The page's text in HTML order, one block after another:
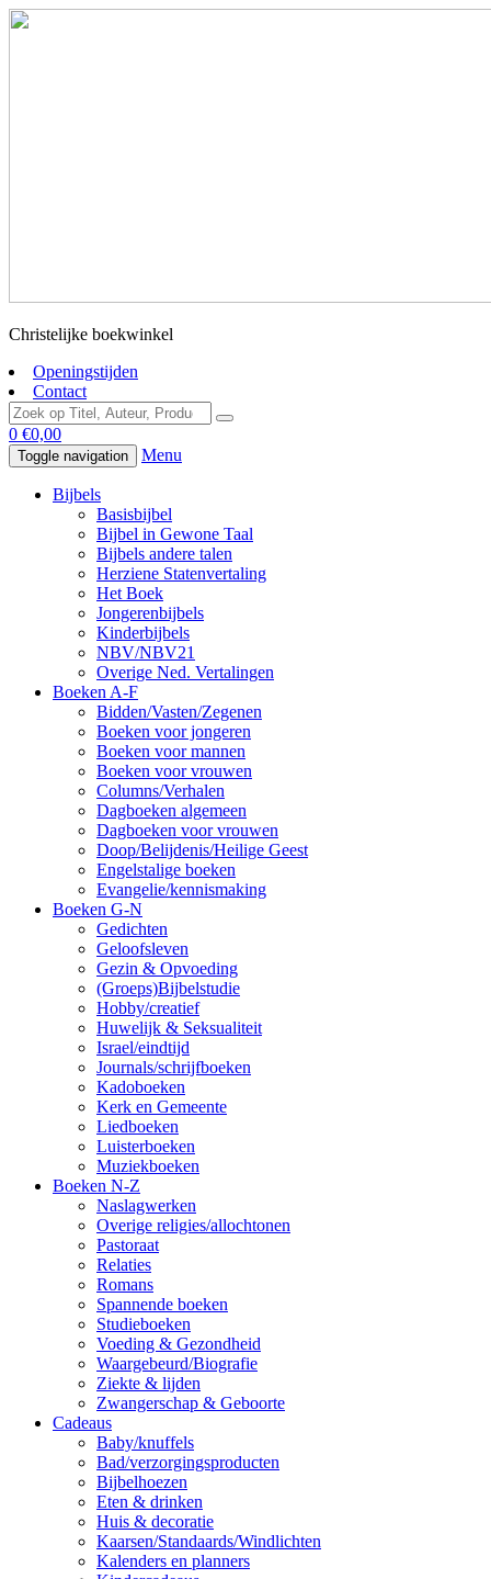
Christelijke boekwinkel
Openingstijden
Contact
0 €0,00
Toggle navigation Menu
Bijbels
Basisbijbel
Bijbel in Gewone Taal
Bijbels andere talen
Herziene Statenvertaling
Het Boek
Jongerenbijbels
Kinderbijbels
NBV/NBV21
Overige Ned. Vertalingen
Boeken A-F
Bidden/Vasten/Zegenen
Boeken voor jongeren
Boeken voor mannen
Boeken voor vrouwen
Columns/Verhalen
Dagboeken algemeen
Dagboeken voor vrouwen
Doop/Belijdenis/Heilige Geest
Engelstalige boeken
Evangelie/kennismaking
Boeken G-N
Gedichten
Geloofsleven
Gezin & Opvoeding
(Groeps)Bijbelstudie
Hobby/creatief
Huwelijk & Seksualiteit
Israel/eindtijd
Journals/schrijfboeken
Kadoboeken
Kerk en Gemeente
Liedboeken
Luisterboeken
Muziekboeken
Boeken N-Z
Naslagwerken
Overige religies/allochtonen
Pastoraat
Relaties
Romans
Spannende boeken
Studieboeken
Voeding & Gezondheid
Waargebeurd/Biografie
Ziekte & lijden
Zwangerschap & Geboorte
Cadeaus
Baby/knuffels
Bad/verzorgingsproducten
Bijbelhoezen
Eten & drinken
Huis & decoratie
Kaarsen/Standaards/Windlichten
Kalenders en planners